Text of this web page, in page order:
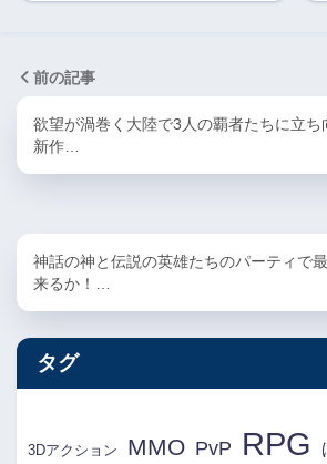
前の記事
欲望が渦巻く大陸で3人の覇者たちに立ち
新作…
神話の神と伝説の英雄たちのパーティで
来るか！…
タグ
3Dアクション MMO PvP RPG